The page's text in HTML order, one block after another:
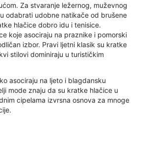
Za stvaranje ležernog, muževnog
odabrati udobne natikače od brušene
hlačice dobro idu i tenisice.
koje asociraju na praznike i pomorski
izbor. Pravi ljetni klasik su kratke
stilovi dominiraju u turističkim
asociraju na ljeto i blagdansku
mode znaju da su kratke hlačice u
cipelama izvrsna osnova za mnoge